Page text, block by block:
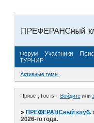
ПРЕФЕРАНСный
Форум Участники
ТУРНИР
Активные темы
Привет, Гость! Войдитеили
»ПРЕФЕРАНСный клуб.
2026-го года.